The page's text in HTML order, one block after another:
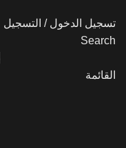
تسجيل الدخول / التسجيل
Search
القائمة